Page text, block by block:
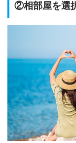
②相部屋を選